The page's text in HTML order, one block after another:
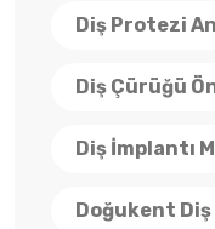
Diş Protezi
Diş Çürüğü
Diş İmplantı
Doğukent Diş